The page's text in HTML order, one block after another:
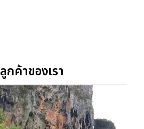
ลูกค้าของเรา